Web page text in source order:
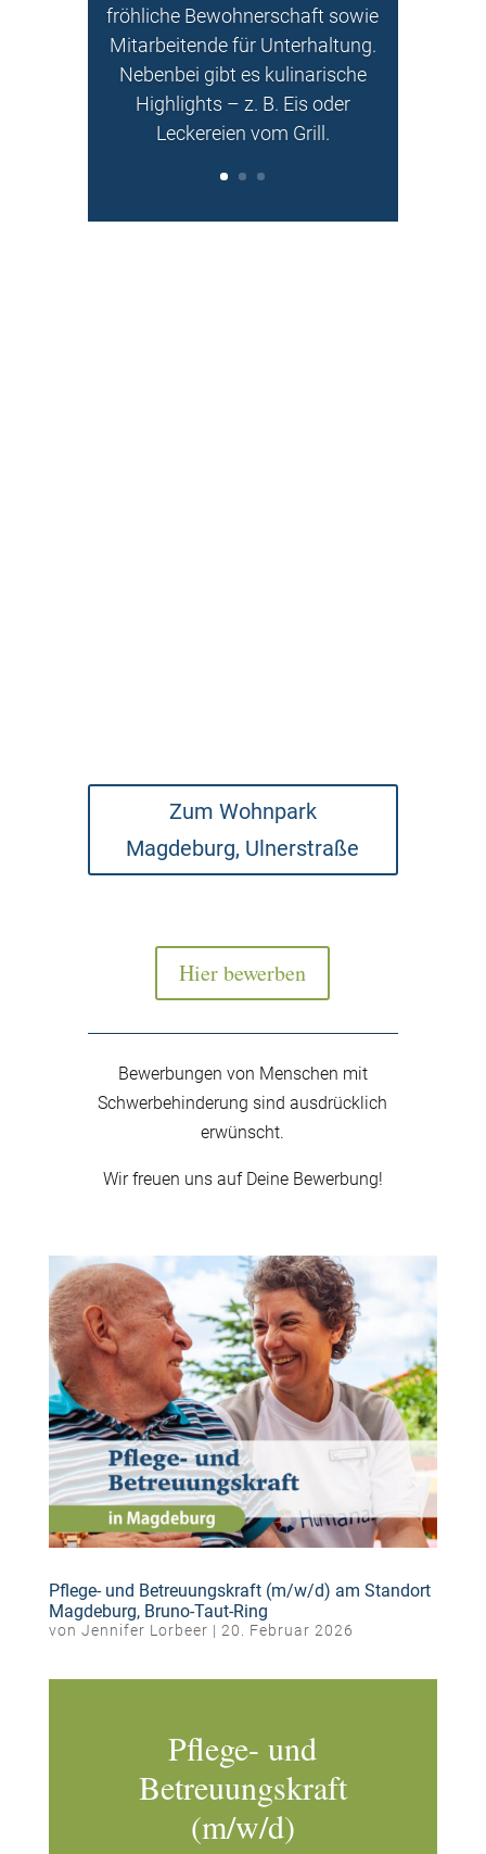
fröhliche Bewohnerschaft sowie
Mitarbeitende für Unterhaltung.
Nebenbei gibt es kulinarische
Highlights – z. B. Eis oder
Leckereien vom Grill.
Zum Wohnpark
Magdeburg, Ulnerstraße
Hier bewerben
Bewerbungen von Menschen mit
Schwerbehinderung sind ausdrücklich
erwünscht.
Wir freuen uns auf Deine Bewerbung!
Pflege- und Betreuungskraft (m/w/d) am Standort
Magdeburg, Bruno-Taut-Ring
von Jennifer Lorbeer | 20. Februar 2026
Pflege- und
Betreuungskraft
(m/w/d)